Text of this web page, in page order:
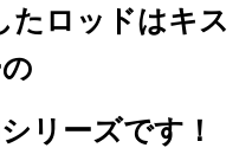
たロッドはキス
リーズです！